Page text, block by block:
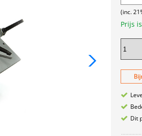
(inc.
Prijs
Dit